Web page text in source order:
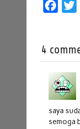
e
b
o
o
k
t
t
4
saya
semoga